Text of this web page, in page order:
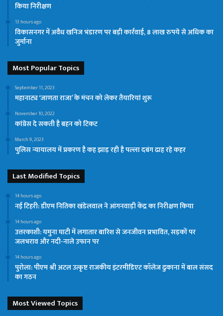
किया निरीक्षण
13 hours ago
विकासनगर में अवैध खनिज भंडारण पर बड़ी कार्रवाई, 8 लाख रुपये से अधिक का
जुर्माना
Most Popular Topics
September 11, 2023
महानाट्य ‘जाणता राजा’ के मंचन को लेकर तैयारियां शुरू
November 10, 2022
कांग्रेस दे सकती है बहन को टिकट
March 9, 2023
पुलिस न्यायालय में प्रकरण है कह झाड़ रही है पल्ला दबंग ढाह रहे कहर
Last Modified Topics
14 hours ago
नई टिहरी: डीएम नितिका खंडेलवाल ने आंगनवाड़ी केंद्र का निरीक्षण किया
14 hours ago
उत्तरकाशी: यमुना घाटी में लगातार बारिश से जनजीवन प्रभावित, सड़कों पर
जलभराव और नदी-नाले उफान पर
14 hours ago
पुरोला: पीएम श्री अटल उत्कृष्ट राजकीय इंटरमीडिएट कॉलेज ढुकाना में बाल संसद
का गठन
Most Viewed Topics